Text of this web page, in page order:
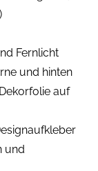
Fernlicht
und hinten
auf
und